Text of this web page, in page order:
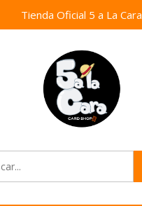
Tienda Oficial 5 a La Cara